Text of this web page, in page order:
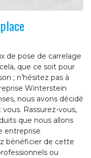
de pose de carrelage
que ce soit pour
; n’hésitez pas à
Winterstein
nous avons décidé
Rassurez-vous,
que nous allons
entreprise
bénéficier de cette
ou